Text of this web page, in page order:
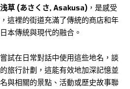
浅草 (あさくさ, Asakusa) ，是感受
這裡的街道充滿了傳統的商店和年
本傳統與現代的融合。
試在日常對話中使用這些地名，談
旅行計劃，這能有效地加深記憶並
與相關的景點、活動或歷史故事聯